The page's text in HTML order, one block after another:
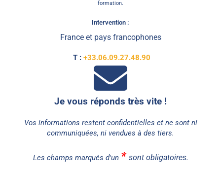
formation.
Intervention :
France et pays francophones
T : +33.06.09.27.48.90
Je vous réponds très vite !
Vos informations restent confidentielles et ne sont ni
communiquées, ni vendues à des tiers.
Les champs marqués d'un * sont obligatoires.